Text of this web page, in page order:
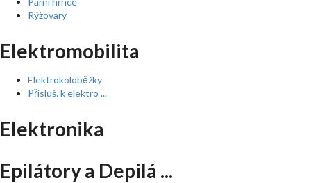
Rýžovary
Elektromobilita
Elektrokoloběžky
Přísluš. k elektro ...
Elektronika
Epilátory a Depilá ...